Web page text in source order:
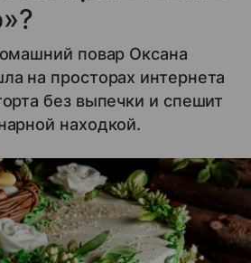
повар Оксана
на просторах интернета
без выпечки и спешит
находкой.